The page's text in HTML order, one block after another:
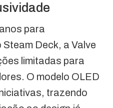
para
Deck, a Valve
limitadas para
O modelo OLED
trazendo